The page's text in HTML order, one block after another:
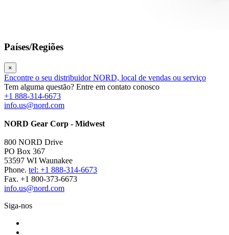
Países/Regiões
×
Encontre o seu distribuidor NORD, local de vendas ou serviço
Tem alguma questão? Entre em contato conosco
+1 888-314-6673
info.us@nord.com
NORD Gear Corp - Midwest
800 NORD Drive
PO Box 367
53597 WI Waunakee
Phone. tel: +1 888-314-6673
Fax. +1 800-373-6673
info.us@nord.com
Siga-nos